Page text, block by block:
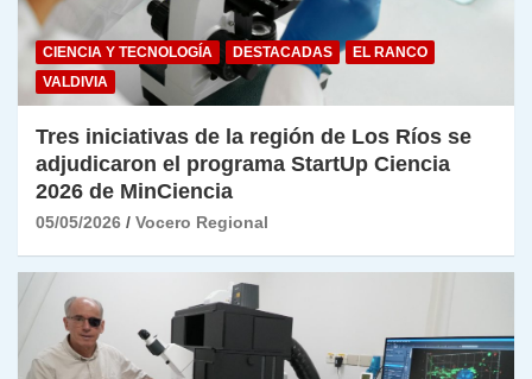
CIENCIA Y TECNOLOGÍA DESTACADAS
EL RANCO
VALDIVIA
Tres iniciativas de la región de Los Ríos se
adjudicaron el programa StartUp Ciencia
2026 de MinCiencia
05/05/2026 Vocero Regional